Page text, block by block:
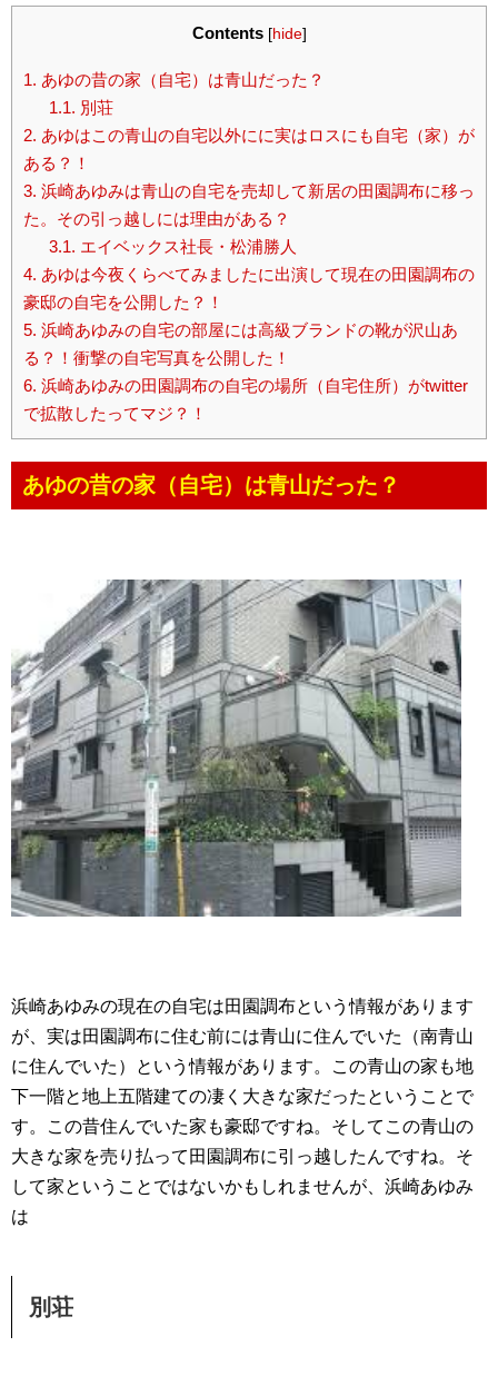
Contents [hide]
1. あゆの昔の家（自宅）は青山だった？
1.1. 別荘
2. あゆはこの青山の自宅以外にに実はロスにも自宅（家）が
ある？！
3. 浜崎あゆみは青山の自宅を売却して新居の田園調布に移っ
た。その引っ越しには理由がある？
3.1. エイベックス社長・松浦勝人
4. あゆは今夜くらべてみましたに出演して現在の田園調布の
豪邸の自宅を公開した？！
5. 浜崎あゆみの自宅の部屋には高級ブランドの靴が沢山あ
る？！衝撃の自宅写真を公開した！
6. 浜崎あゆみの田園調布の自宅の場所（自宅住所）がtwitter
で拡散したってマジ？！
あゆの昔の家（自宅）は青山だった？
浜崎あゆみの現在の自宅は田園調布という情報があります
が、実は田園調布に住む前には青山に住んでいた（南青山
に住んでいた）という情報があります。この青山の家も地
下一階と地上五階建ての凄く大きな家だったということで
す。この昔住んでいた家も豪邸ですね。そしてこの青山の
大きな家を売り払って田園調布に引っ越したんですね。そ
して家ということではないかもしれませんが、浜崎あゆみ
は
別荘